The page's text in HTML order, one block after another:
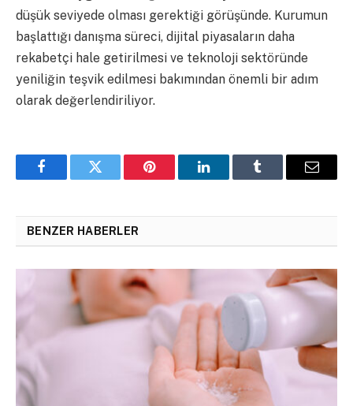
düşük seviyede olması gerektiği görüşünde. Kurumun
başlattığı danışma süreci, dijital piyasaların daha
rekabetçi hale getirilmesi ve teknoloji sektöründe
yeniliğin teşvik edilmesi bakımından önemli bir adım
olarak değerlendiriliyor.
FacebookTwitter Pinterest LinkedInTumblr Email
BENZER HABERLER